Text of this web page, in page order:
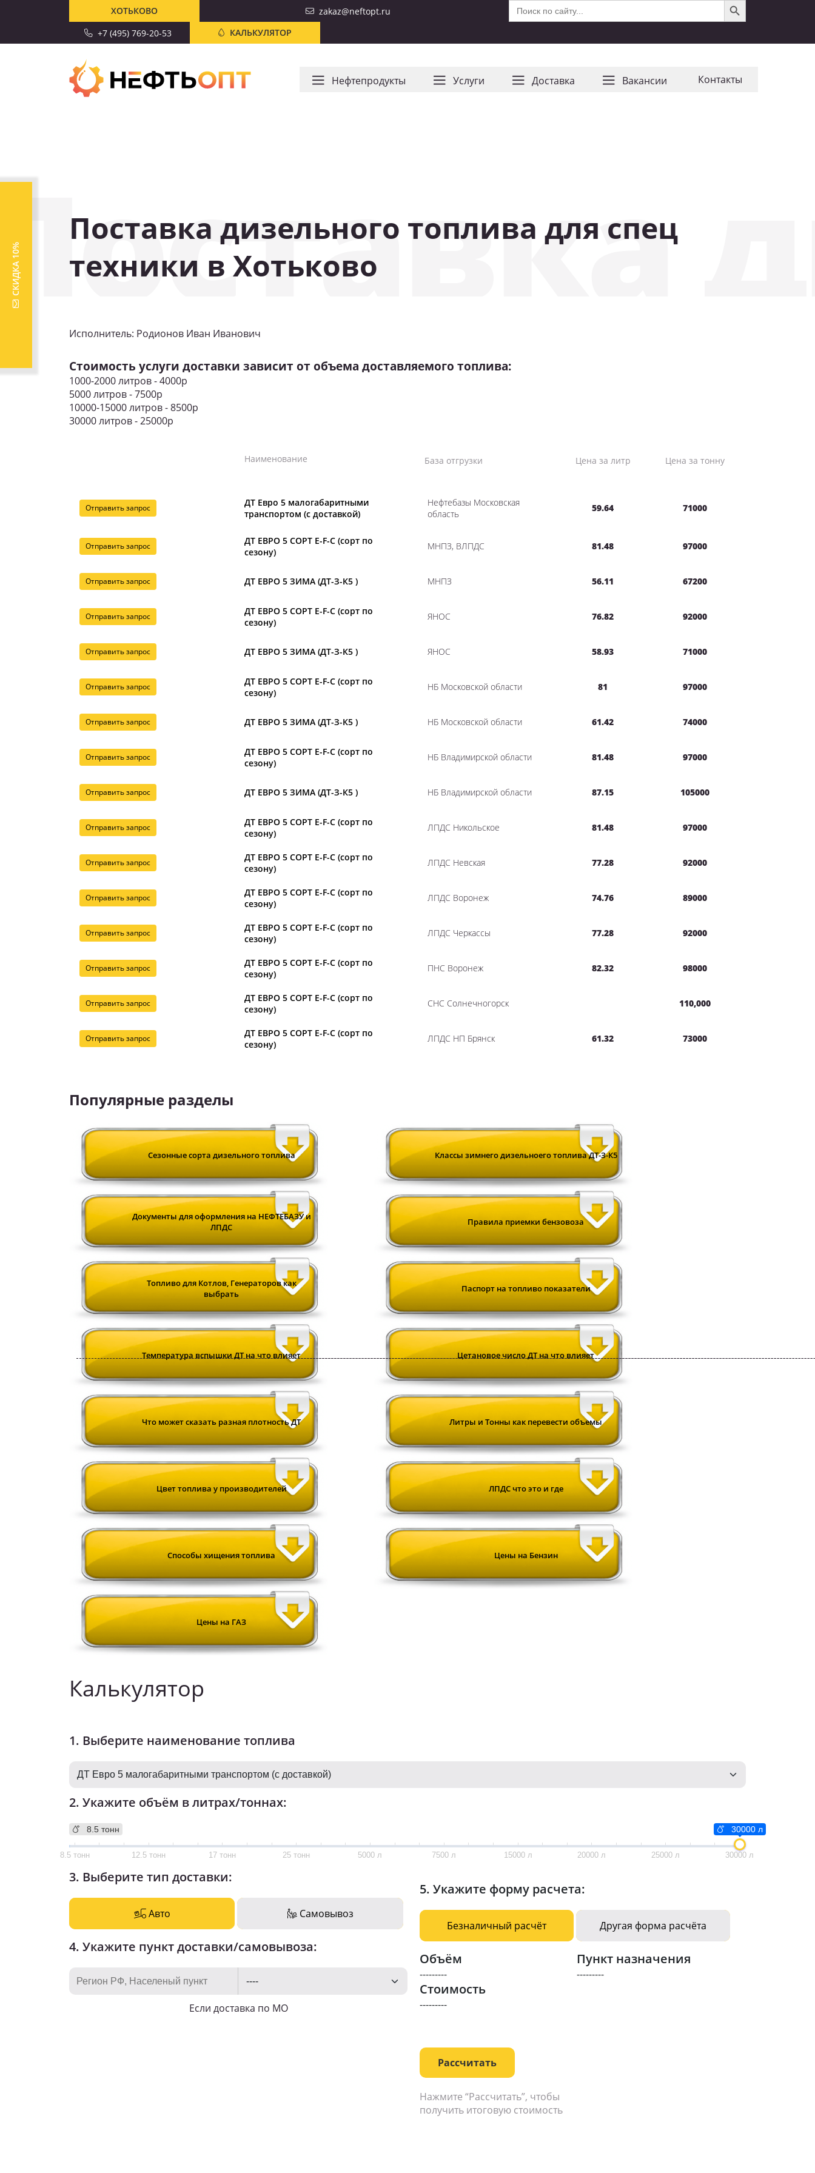
ХОТЬКОВО zakaz@neftopt.ru Search
for:
+7 (495) 769-20-53 КАЛЬКУЛЯТОР
Нефтепродукты Услуги Доставка Ваканcии Контакты
Поставка дизельного топлива для спец
техники в Хотьково
Исполнитель: Родионов Иван Иванович
Стоимость услуги доставки зависит от объема доставляемого топлива:
1000-2000 литров - 4000р
5000 литров - 7500р
10000-15000 литров - 8500р
30000 литров - 25000р
Наименование База отгрузки Цена за литр Цена за тонну
Отправить запрос
ДТ Евро 5 малогабаритными
транспортом (с доставкой)
Нефтебазы Московская
область
59.64 71000
Отправить запрос
ДТ ЕВРО 5 СОРТ E-F-C (сорт по
сезону)
МНПЗ, ВЛПДС 81.48 97000
Отправить запрос ДТ ЕВРО 5 ЗИМА (ДТ-З-К5 ) МНПЗ 56.11 67200
Отправить запрос
ДТ ЕВРО 5 СОРТ E-F-C (сорт по
сезону)
ЯНОС 76.82 92000
Отправить запрос ДТ ЕВРО 5 ЗИМА (ДТ-З-К5 ) ЯНОС 58.93 71000
Отправить запрос
ДТ ЕВРО 5 СОРТ E-F-C (сорт по
сезону)
НБ Московской области 81 97000
Отправить запрос ДТ ЕВРО 5 ЗИМА (ДТ-З-К5 ) НБ Московской области 61.42 74000
Отправить запрос
ДТ ЕВРО 5 СОРТ E-F-C (сорт по
сезону)
НБ Владимирской области 81.48 97000
Отправить запрос ДТ ЕВРО 5 ЗИМА (ДТ-З-К5 ) НБ Владимирской области 87.15 105000
Отправить запрос
ДТ ЕВРО 5 СОРТ E-F-C (сорт по
сезону)
ЛПДС Никольское 81.48 97000
Отправить запрос
ДТ ЕВРО 5 СОРТ E-F-C (сорт по
сезону)
ЛПДС Невская 77.28 92000
Отправить запрос
ДТ ЕВРО 5 СОРТ E-F-C (сорт по
сезону)
ЛПДС Воронеж 74.76 89000
Отправить запрос
ДТ ЕВРО 5 СОРТ E-F-C (сорт по
сезону)
ЛПДС Черкассы 77.28 92000
Отправить запрос
ДТ ЕВРО 5 СОРТ E-F-C (сорт по
сезону)
ПНС Воронеж 82.32 98000
Отправить запрос
ДТ ЕВРО 5 СОРТ E-F-C (сорт по
сезону)
СНС Солнечногорск 110,000
Отправить запрос
ДТ ЕВРО 5 СОРТ E-F-C (сорт по
сезону)
ЛПДС НП Брянск 61.32 73000
Популярные разделы
Сезонные сорта дизельного топлива Классы зимнего дизельноего топлива ДТ-З-К5
Документы для оформления на НЕФТЕБАЗУ и
ЛПДС
Правила приемки бензовоза
Топливо для Котлов, Генераторов как
выбрать
Паспорт на топливо показатели
Температура вспышки ДТ на что влияет Цетановое число ДТ на что влияет
Что может сказать разная плотность ДТ Литры и Тонны как перевести объемы
Цвет топлива у производителей ЛПДС что это и где
Cпособы хищения топлива Цены на Бензин
Цены на ГАЗ
Калькулятор
1. Выберите наименование топлива
2. Укажите объём в литрах/тоннах:
8.5 тонн 30000 л
8.5 тонн 12.5 тонн 17 тонн 25 тонн 5000 л 7500 л 15000 л 20000 л 25000 л 30000 л
3. Выберите тип доставки:
Авто Самовывоз
4. Укажите пункт доставки/самовывоза:
Если доставка по МО
5. Укажите форму расчета:
Безналичный расчёт Другая форма расчёта
Объём
---------
Стоимость
---------
Пункт назначения
---------
Рассчитать
Нажмите “Рассчитать”, чтобы
получить итоговую стоимость
СКИДКА 10%